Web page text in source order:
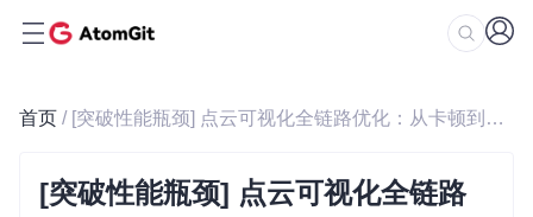
首页 / [突破性能瓶颈] 点云可视化全链路优化：从卡顿到丝滑的技术侦探之旅
[突破性能瓶颈] 点云可视化全链路